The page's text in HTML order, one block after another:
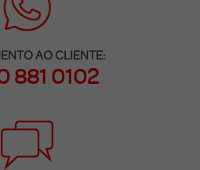
AO CLIENTE:
881 0102